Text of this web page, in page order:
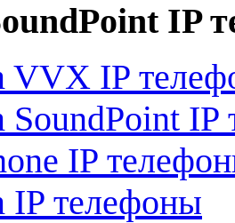
IP
VVX IP
SoundPoint IP
IP
IP телефоны